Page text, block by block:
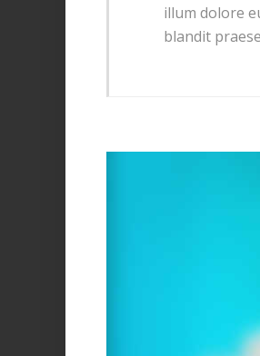
illum dolore
blandit